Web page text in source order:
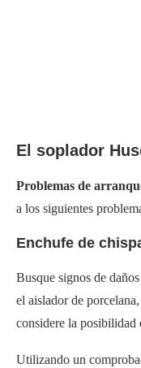
El soplador
Problemas de
a los siguientes
Enchufe de
Busque signos de
el aislador de
considere la posibilidad
Utilizando un